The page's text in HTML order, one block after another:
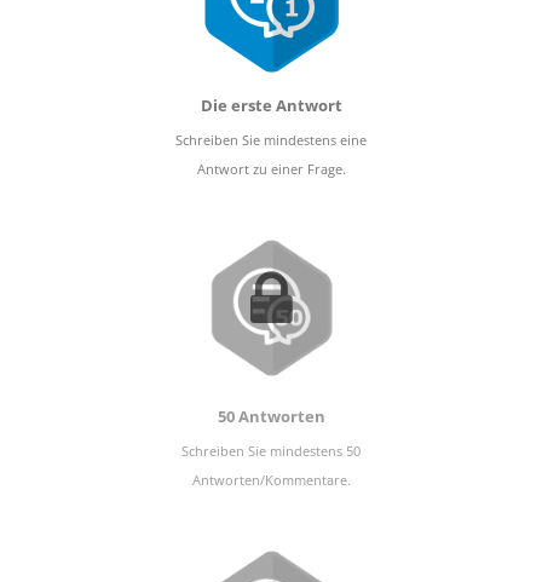
Die erste Antwort
Schreiben Sie mindestens eine
Antwort zu einer Frage.
50 Antworten
Schreiben Sie mindestens 50
Antworten/Kommentare.